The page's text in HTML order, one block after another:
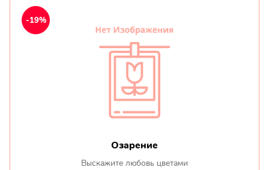
Озарение
Выскажите любовь цветами
-19%